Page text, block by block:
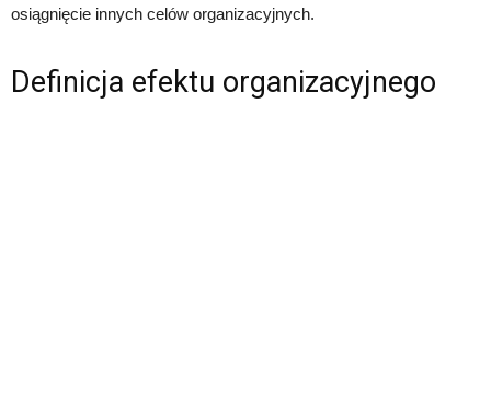
osiągnięcie innych celów organizacyjnych.
Definicja efektu organizacyjnego